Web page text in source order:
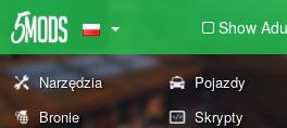
Show
Narzędzia Pojazdy
Bronie
Skrypty